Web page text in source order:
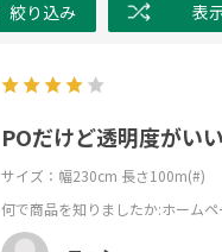
絞り込み 表
POだけど透明度がいい
サイズ：幅230cm 長さ100m(#)
何で商品を知りましたか:ホームペ